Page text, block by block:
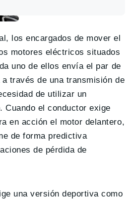
los encargados de mover el
motores eléctricos situados
uno de ellos envía el par de
través de una transmisión de
de utilizar un
Cuando el conductor exige
en acción el motor delantero,
de forma predictiva
de pérdida de
una versión deportiva como